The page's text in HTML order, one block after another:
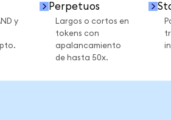
y
Perpetuos
Largos o cortos en
tokens con
apalancamiento
de hasta 50x.